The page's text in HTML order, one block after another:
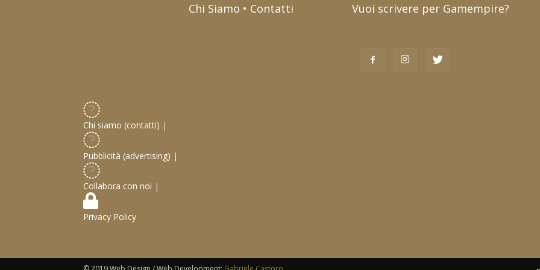
Chi Siamo • Contatti Vuoi scrivere per Gamempire?
Chi siamo (contatti) |
Pubblicità (advertising) |
Collabora con noi |
Privacy Policy